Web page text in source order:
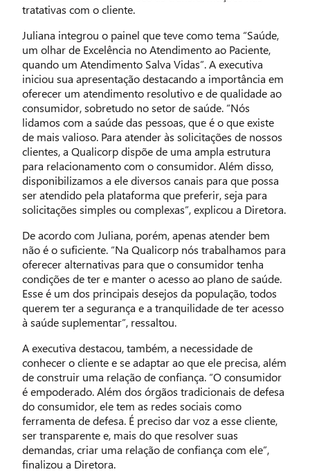
tratativas com o cliente.
Juliana integrou o painel que teve como tema “Saúde,
um olhar de Excelência no Atendimento ao Paciente,
quando um Atendimento Salva Vidas”. A executiva
iniciou sua apresentação destacando a importância em
oferecer um atendimento resolutivo e de qualidade ao
consumidor, sobretudo no setor de saúde. “Nós
lidamos com a saúde das pessoas, que é o que existe
de mais valioso. Para atender às solicitações de nossos
clientes, a Qualicorp dispõe de uma ampla estrutura
para relacionamento com o consumidor. Além disso,
disponibilizamos a ele diversos canais para que possa
ser atendido pela plataforma que preferir, seja para
solicitações simples ou complexas”, explicou a Diretora.
De acordo com Juliana, porém, apenas atender bem
não é o suficiente. “Na Qualicorp nós trabalhamos para
oferecer alternativas para que o consumidor tenha
condições de ter e manter o acesso ao plano de saúde.
Esse é um dos principais desejos da população, todos
querem ter a segurança e a tranquilidade de ter acesso
à saúde suplementar”, ressaltou.
A executiva destacou, também, a necessidade de
conhecer o cliente e se adaptar ao que ele precisa, além
de construir uma relação de confiança. “O consumidor
é empoderado. Além dos órgãos tradicionais de defesa
do consumidor, ele tem as redes sociais como
ferramenta de defesa. É preciso dar voz a esse cliente,
ser transparente e, mais do que resolver suas
demandas, criar uma relação de confiança com ele”,
finalizou a Diretora.